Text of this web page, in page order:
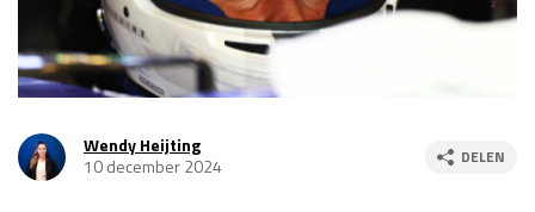
za 13:00 - 15:00
Wendy Heijting
10 december 2024
DELEN